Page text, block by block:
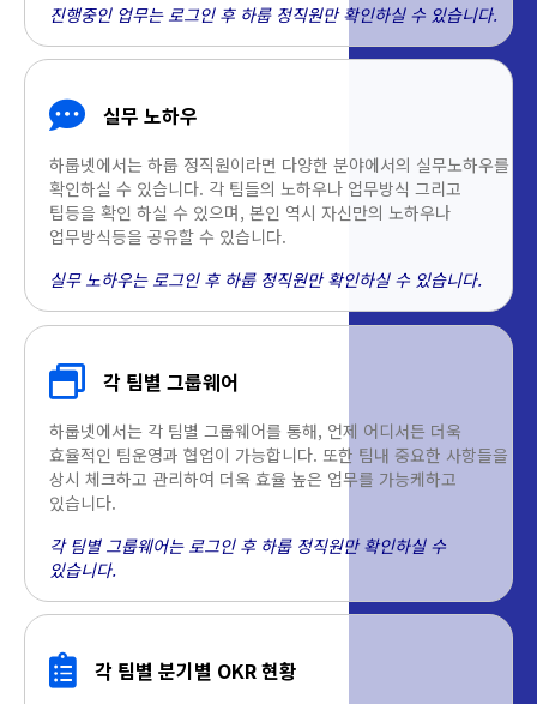
진행중인 업무는 로그인 후 하룹 정직원만 확인하실 수 있습니다.
실무 노하우
하룹넷에서는 하룹 정직원이라면 다양한 분야에서의 실무노하우를
확인하실 수 있습니다. 각 팀들의 노하우나 업무방식 그리고
팁등을 확인 하실 수 있으며, 본인 역시 자신만의 노하우나
업무방식등을 공유할 수 있습니다.
실무 노하우는 로그인 후 하룹 정직원만 확인하실 수 있습니다.
각 팀별 그룹웨어
하룹넷에서는 각 팀별 그룹웨어를 통해, 언제 어디서든 더욱
효율적인 팀운영과 협업이 가능합니다. 또한 팀내 중요한 사항들을
상시 체크하고 관리하여 더욱 효율 높은 업무를 가능케하고
있습니다.
각 팀별 그룹웨어는 로그인 후 하룹 정직원만 확인하실 수
있습니다.
각 팀별 분기별 OKR 현황